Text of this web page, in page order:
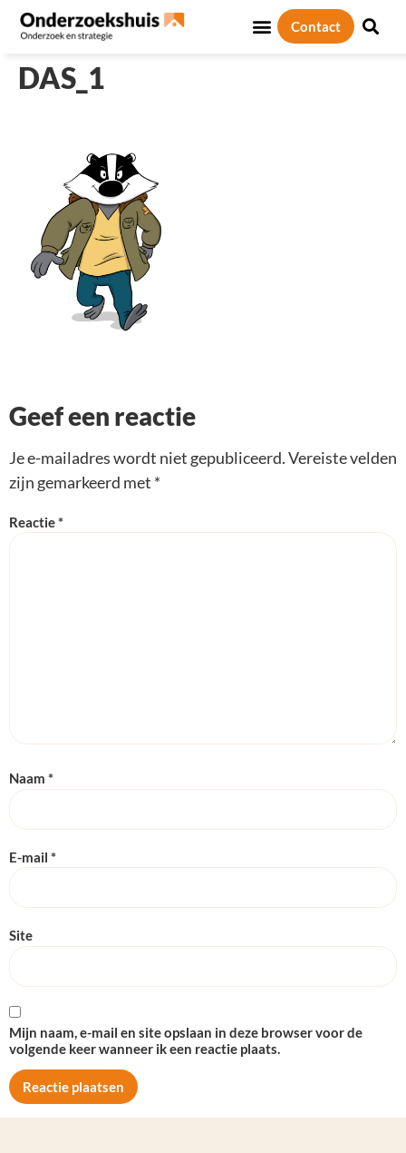
Contact
DAS_1
Geef een reactie
Je e-mailadres wordt niet gepubliceerd.Vereiste velden
zijn gemarkeerd met *
Reactie*
Naam *
E-mail *
Site
Mijn naam, e-mail en site opslaan in deze browser voor de
volgende keer wanneer ik een reactie plaats.